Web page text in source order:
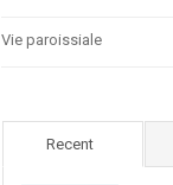
Vie paroissiale
Recent